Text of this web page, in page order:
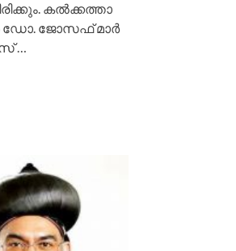
കൽക്കത്താ
ഡോ. ജോസഫ്‌ മാർ
…